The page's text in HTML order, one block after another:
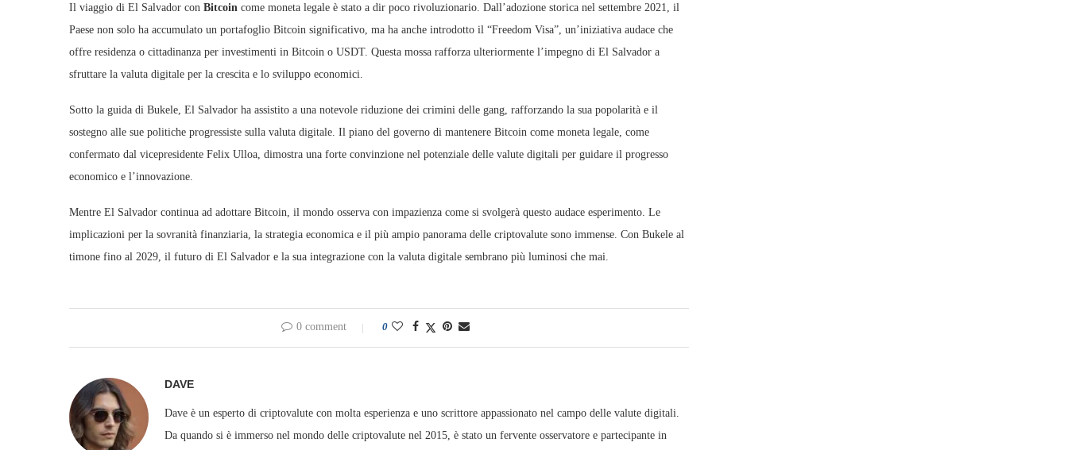
Il viaggio di El Salvador con Bitcoin come moneta legale è stato a dir poco rivoluzionario. Dall’adozione storica nel settembre 2021, il
Paese non solo ha accumulato un portafoglio Bitcoin significativo, ma ha anche introdotto il “Freedom Visa”, un’iniziativa audace che
offre residenza o cittadinanza per investimenti in Bitcoin o USDT. Questa mossa rafforza ulteriormente l’impegno di El Salvador a
sfruttare la valuta digitale per la crescita e lo sviluppo economici.
Sotto la guida di Bukele, El Salvador ha assistito a una notevole riduzione dei crimini delle gang, rafforzando la sua popolarità e il
sostegno alle sue politiche progressiste sulla valuta digitale. Il piano del governo di mantenere Bitcoin come moneta legale, come
confermato dal vicepresidente Felix Ulloa, dimostra una forte convinzione nel potenziale delle valute digitali per guidare il progresso
economico e l’innovazione.
Mentre El Salvador continua ad adottare Bitcoin, il mondo osserva con impazienza come si svolgerà questo audace esperimento. Le
implicazioni per la sovranità finanziaria, la strategia economica e il più ampio panorama delle criptovalute sono immense. Con Bukele al
timone fino al 2029, il futuro di El Salvador e la sua integrazione con la valuta digitale sembrano più luminosi che mai.
0 comment 0
DAVE
Dave è un esperto di criptovalute con molta esperienza e uno scrittore appassionato nel campo delle valute digitali.
Da quando si è immerso nel mondo delle criptovalute nel 2015, è stato un fervente osservatore e partecipante in